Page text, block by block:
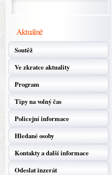
Aktuálně
Soutěž
Ve zkratce aktuality
Program
Tipy na volný čas
Policejní informace
Hledané osoby
Kontakty a další informace
Odeslat inzerát